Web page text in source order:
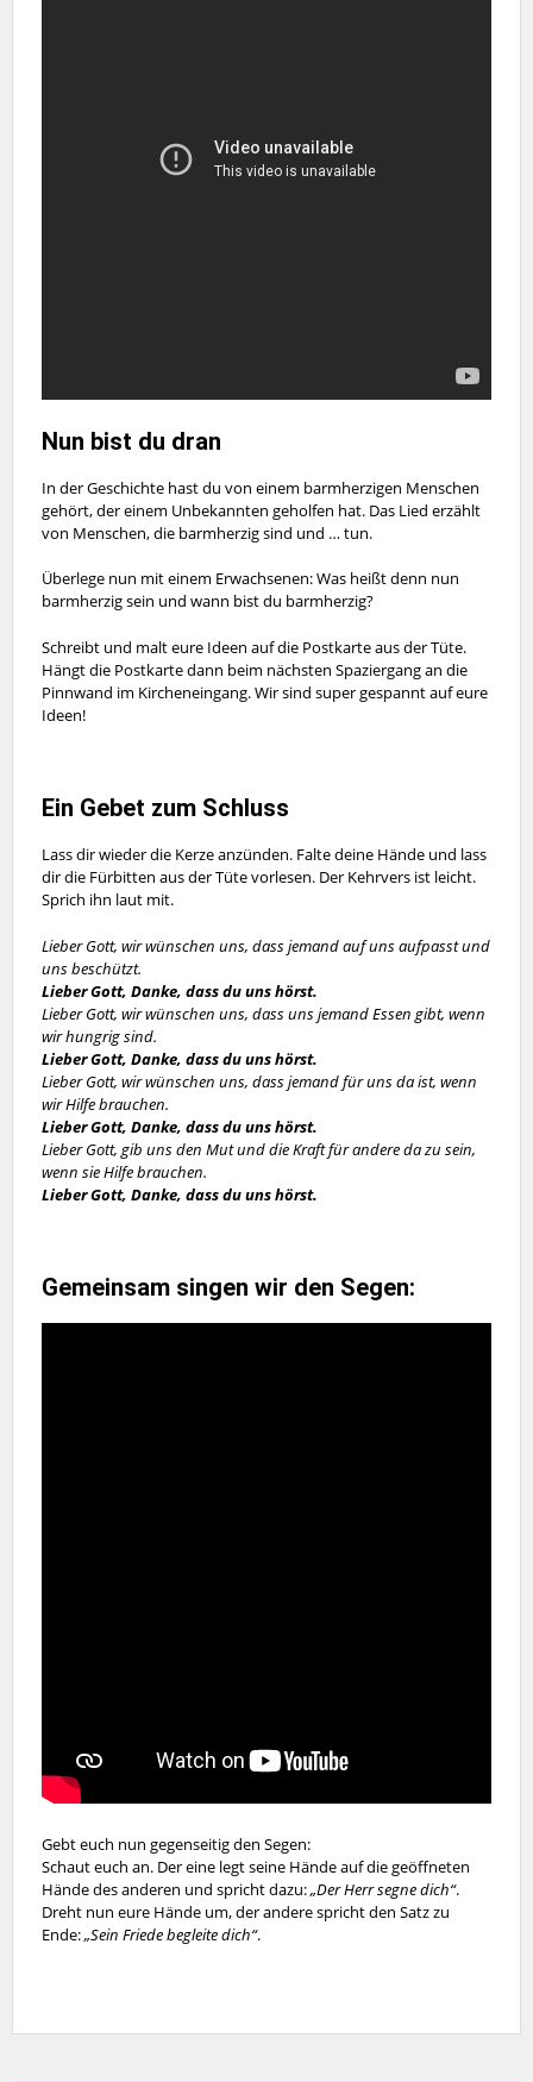
Nun bist du dran
In der Geschichte hast du von einem barmherzigen Menschen
gehört, der einem Unbekannten geholfen hat. Das Lied erzählt
von Menschen, die barmherzig sind und … tun.
Überlege nun mit einem Erwachsenen: Was heißt denn nun
barmherzig sein und wann bist du barmherzig?
Schreibt und malt eure Ideen auf die Postkarte aus der Tüte.
Hängt die Postkarte dann beim nächsten Spaziergang an die
Pinnwand im Kircheneingang. Wir sind super gespannt auf eure
Ideen!
Ein Gebet zum Schluss
Lass dir wieder die Kerze anzünden. Falte deine Hände und lass
dir die Fürbitten aus der Tüte vorlesen. Der Kehrvers ist leicht.
Sprich ihn laut mit.
Lieber Gott, wir wünschen uns, dass jemand auf uns aufpasst und
uns beschützt.
Lieber Gott, Danke, dass du uns hörst.
Lieber Gott, wir wünschen uns, dass uns jemand Essen gibt, wenn
wir hungrig sind.
Lieber Gott, Danke, dass du uns hörst.
Lieber Gott, wir wünschen uns, dass jemand für uns da ist, wenn
wir Hilfe brauchen.
Lieber Gott, Danke, dass du uns hörst.
Lieber Gott, gib uns den Mut und die Kraft für andere da zu sein,
wenn sie Hilfe brauchen.
Lieber Gott, Danke, dass du uns hörst.
Gemeinsam singen wir den Segen:
Gebt euch nun gegenseitig den Segen:
Schaut euch an. Der eine legt seine Hände auf die geöffneten
Hände des anderen und spricht dazu:„Der Herr segne dich“.
Dreht nun eure Hände um, der andere spricht den Satz zu
Ende:„Sein Friede begleite dich“.